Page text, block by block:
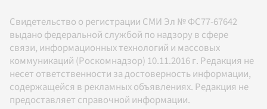
Свидетельство о регистрации СМИ Эл № ФС77-67642
выдано федеральной службой по надзору в сфере
связи, информационных технологий и массовых
коммуникаций (Роскомнадзор) 10.11.2016 г. Редакция не
несет ответственности за достоверность информации,
содержащейся в рекламных объявлениях. Редакция не
предоставляет справочной информации.